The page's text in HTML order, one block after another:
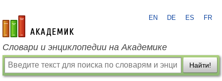
academic.ru
EN DE ES FR
Словари и энциклопедии на Академике
Найти!